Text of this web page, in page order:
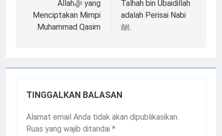
Allahﷻ yang
Menciptakan Mimpi
Muhammad Qasim
Talhah bin Ubaidillah
adalah Perisai Nabi
ﷺ.
TINGGALKAN BALASAN
Alamat email Anda tidak akan dipublikasikan.
Ruas yang wajib ditandai *